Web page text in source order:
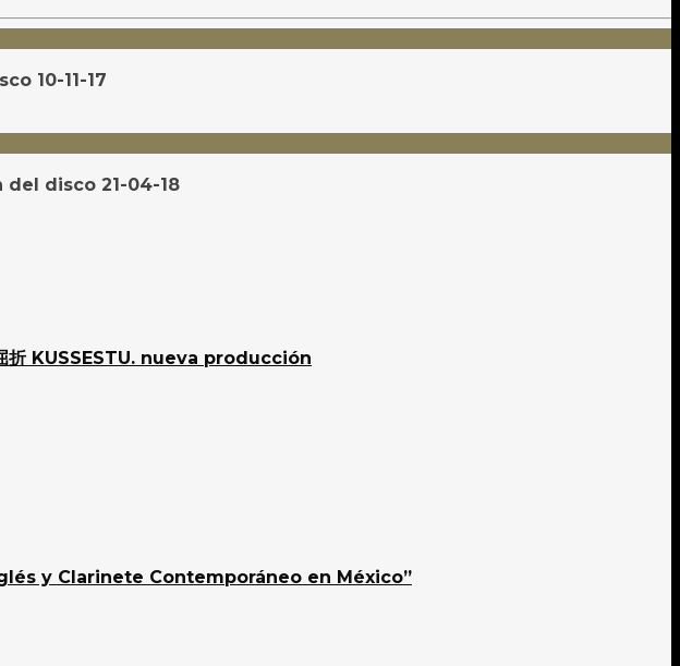
10-11-17
del disco 21-04-18
折 KUSSESTU. nueva producción
y Clarinete Contemporáneo en México”